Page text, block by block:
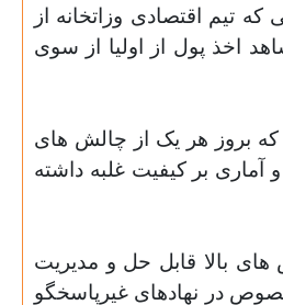
که تیم اقتصادی وزاتخانه از
اخذ پول از اولیا از سوی
بروز هر یک از چالش های
بر کیفیت غلبه داشته
بالا قابل حل و مدیریت
در نهادهای غیرپاسخگو